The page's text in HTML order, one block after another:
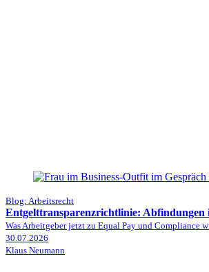
Blog: Arbeitsrecht
Entgelttransparenzrichtlinie: Abfindungen
Was Arbeitgeber jetzt zu Equal Pay und Compliance
30.07.2026
Klaus Neumann